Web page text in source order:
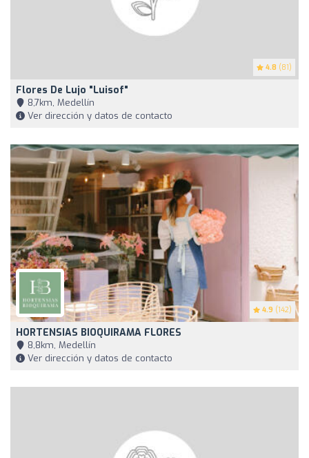
4.8 (81)
Flores De Lujo "luisof"
8,7km, Medellín
Ver dirección y datos de contacto
4.9 (142)
HORTENSIAS BIOQUIRAMA FLORES
8,8km, Medellín
Ver dirección y datos de contacto